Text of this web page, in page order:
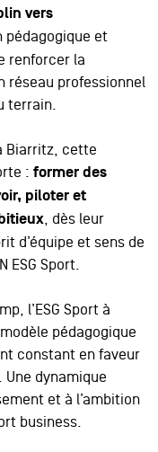
vers
pédagogique et
renforcer la
réseau professionnel
terrain.
Biarritz, cette
: former des
piloter et
, dès leur
d’équipe et sens de
ESG Sport.
l’ESG Sport à
pédagogique
constant en faveur
dynamique
et à l’ambition
business.